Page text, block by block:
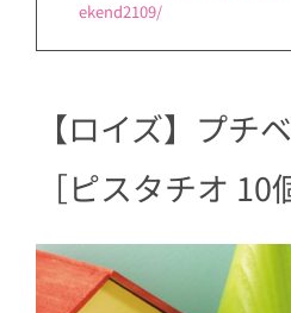
ekend2109/
【ロイズ】プチ
［ピスタチオ 10